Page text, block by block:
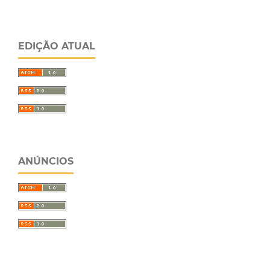
EDIÇÃO ATUAL
ANÚNCIOS